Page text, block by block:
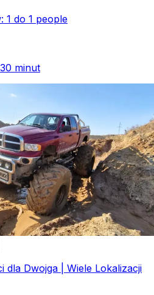
1 do 1 people
30 minut
dla Dwojga | Wiele Lokalizacji